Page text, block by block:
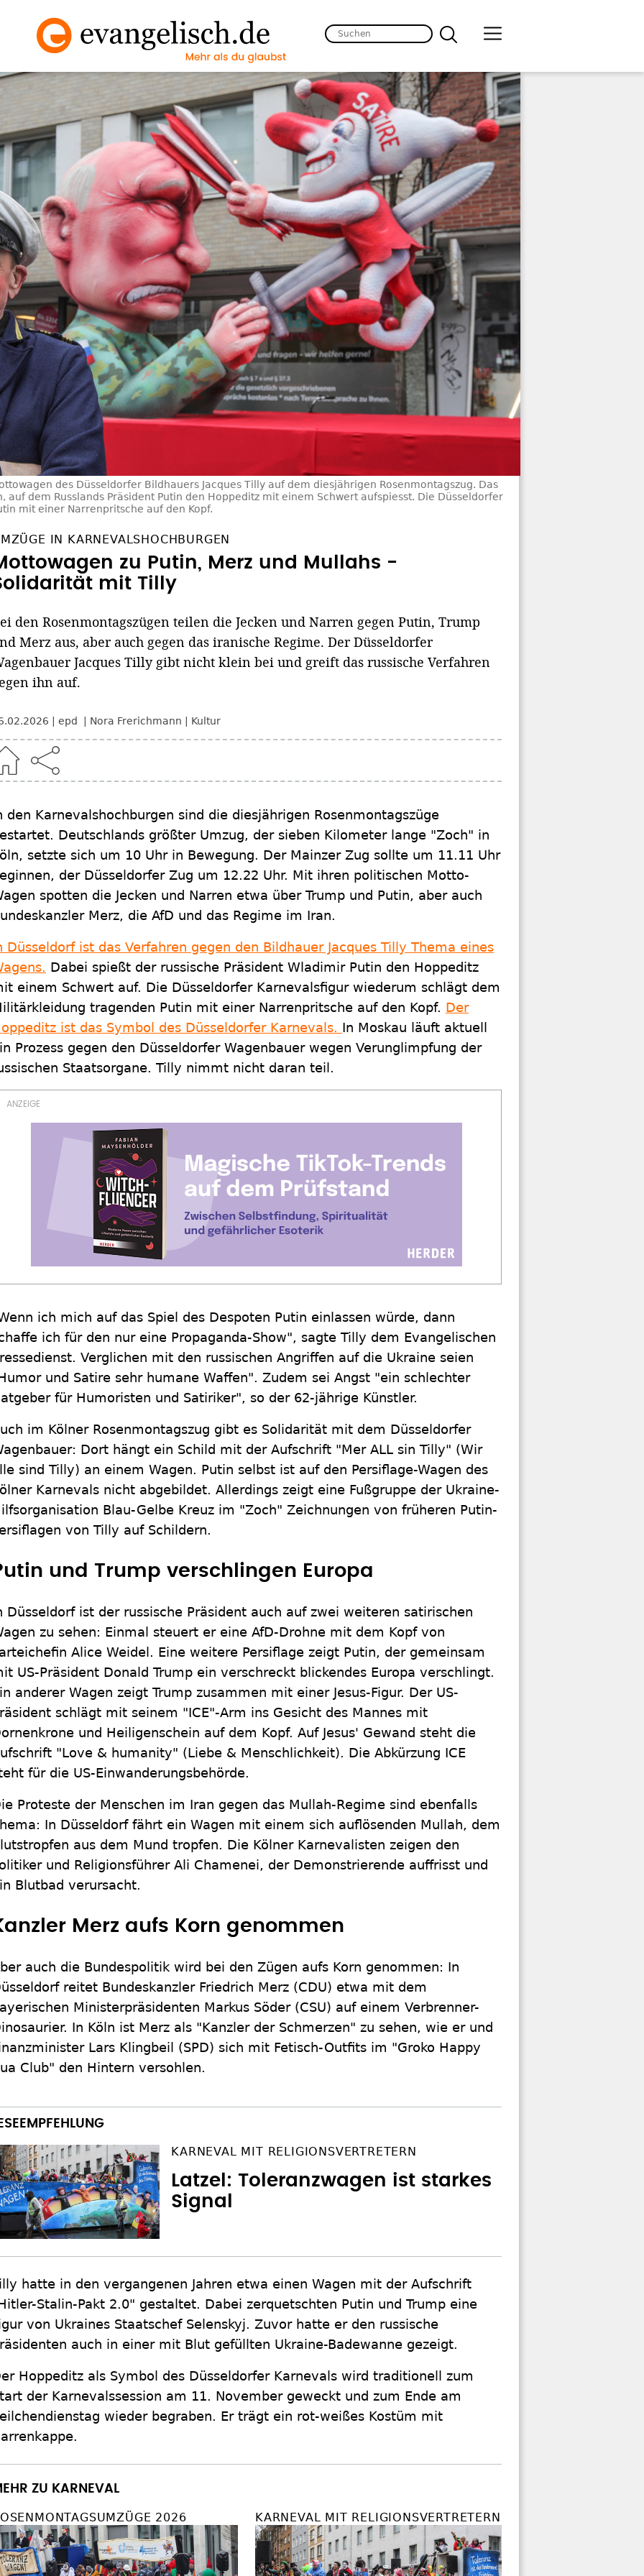
des Düsseldorfer Bildhauers Jacques Tilly auf dem diesjährigen Rosenmontagszug. Das
auf dem Russlands Präsident Putin den Hoppeditz mit einem Schwert aufspiesst. Die Düsseldorfer
mit einer Narrenpritsche auf den Kopf.
IN KARNEVALSHOCHBURGEN
zu Putin, Merz und Mullahs -
mit Tilly
den Rosenmontagszügen teilen die Jecken und Narren gegen Putin, Trump
Merz aus, aber auch gegen das iranische Regime. Der Düsseldorfer
Jacques Tilly gibt nicht klein bei und greift das russische Verfahren
ihn auf.
epd Nora Frerichmann Kultur
den Karnevalshochburgen sind die diesjährigen Rosenmontagszüge
Deutschlands größter Umzug, der sieben Kilometer lange "Zoch" in
setzte sich um 10 Uhr in Bewegung. Der Mainzer Zug sollte um 11.11 Uhr
der Düsseldorfer Zug um 12.22 Uhr. Mit ihren politischen Motto-
spotten die Jecken und Narren etwa über Trump und Putin, aber auch
Merz, die AfD und das Regime im Iran.
Düsseldorf ist das Verfahren gegen den Bildhauer Jacques Tilly Thema eines
Dabei spießt der russische Präsident Wladimir Putin den Hoppeditz
einem Schwert auf. Die Düsseldorfer Karnevalsfigur wiederum schlägt dem
tragenden Putin mit einer Narrenpritsche auf den Kopf. Der
ist das Symbol des Düsseldorfer Karnevals. In Moskau läuft aktuell
Prozess gegen den Düsseldorfer Wagenbauer wegen Verunglimpfung der
Staatsorgane. Tilly nimmt nicht daran teil.
ich mich auf das Spiel des Despoten Putin einlassen würde, dann
ich für den nur eine Propaganda-Show", sagte Tilly dem Evangelischen
Verglichen mit den russischen Angriffen auf die Ukraine seien
und Satire sehr humane Waffen". Zudem sei Angst "ein schlechter
für Humoristen und Satiriker", so der 62-jährige Künstler.
im Kölner Rosenmontagszug gibt es Solidarität mit dem Düsseldorfer
Dort hängt ein Schild mit der Aufschrift "Mer ALL sin Tilly" (Wir
sind Tilly) an einem Wagen. Putin selbst ist auf den Persiflage-Wagen des
Karnevals nicht abgebildet. Allerdings zeigt eine Fußgruppe der Ukraine-
Blau-Gelbe Kreuz im "Zoch" Zeichnungen von früheren Putin-
von Tilly auf Schildern.
und Trump verschlingen Europa
Düsseldorf ist der russische Präsident auch auf zwei weiteren satirischen
zu sehen: Einmal steuert er eine AfD-Drohne mit dem Kopf von
Alice Weidel. Eine weitere Persiflage zeigt Putin, der gemeinsam
US-Präsident Donald Trump ein verschreckt blickendes Europa verschlingt.
anderer Wagen zeigt Trump zusammen mit einer Jesus-Figur. Der US-
schlägt mit seinem "ICE"-Arm ins Gesicht des Mannes mit
und Heiligenschein auf dem Kopf. Auf Jesus' Gewand steht die
"Love & humanity" (Liebe & Menschlichkeit). Die Abkürzung ICE
für die US-Einwanderungsbehörde.
Proteste der Menschen im Iran gegen das Mullah-Regime sind ebenfalls
In Düsseldorf fährt ein Wagen mit einem sich auflösenden Mullah, dem
aus dem Mund tropfen. Die Kölner Karnevalisten zeigen den
und Religionsführer Ali Chamenei, der Demonstrierende auffrisst und
Blutbad verursacht.
Merz aufs Korn genommen
auch die Bundespolitik wird bei den Zügen aufs Korn genommen: In
reitet Bundeskanzler Friedrich Merz (CDU) etwa mit dem
Ministerpräsidenten Markus Söder (CSU) auf einem Verbrenner-
In Köln ist Merz als "Kanzler der Schmerzen" zu sehen, wie er und
Lars Klingbeil (SPD) sich mit Fetisch-Outfits im "Groko Happy
Club" den Hintern versohlen.
KARNEVAL MIT RELIGIONSVERTRETERN
Latzel: Toleranzwagen ist starkes
Signal
hatte in den vergangenen Jahren etwa einen Wagen mit der Aufschrift
Stalin-Pakt 2.0" gestaltet. Dabei zerquetschten Putin und Trump eine
von Ukraines Staatschef Selenskyj. Zuvor hatte er den russische
auch in einer mit Blut gefüllten Ukraine-Badewanne gezeigt.
Hoppeditz als Symbol des Düsseldorfer Karnevals wird traditionell zum
der Karnevalssession am 11. November geweckt und zum Ende am
wieder begraben. Er trägt ein rot-weißes Kostüm mit
ZU KARNEVAL
2026 KARNEVAL MIT RELIGIONSVERTRETERN